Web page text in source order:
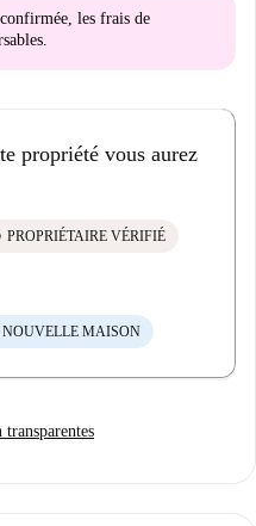
les frais de
.
propriété vous aurez
PROPRIÉTAIRE VÉRIFIÉ
NOUVELLE MAISON